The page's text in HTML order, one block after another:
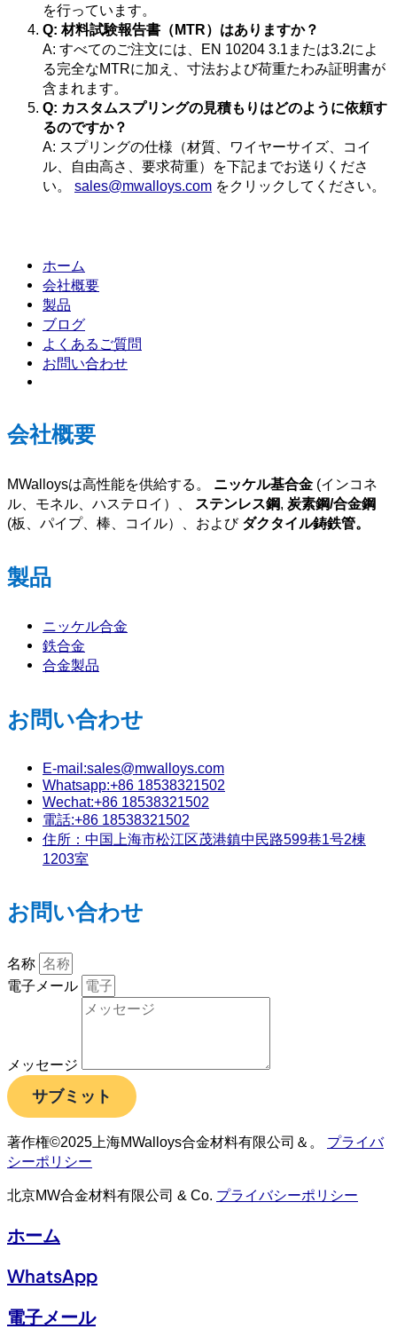
を行っています。
Q: 材料試験報告書（MTR）はありますか？
A: すべてのご注文には、EN 10204 3.1または3.2によ
る完全なMTRに加え、寸法および荷重たわみ証明書が
含まれます。
Q: カスタムスプリングの見積もりはどのように依頼す
るのですか？
A: スプリングの仕様（材質、ワイヤーサイズ、コイ
ル、自由高さ、要求荷重）を下記までお送りくださ
い。 sales@mwalloys.com をクリックしてください。
ホーム
会社概要
製品
ブログ
よくあるご質問
お問い合わせ
会社概要
MWalloysは高性能を供給する。 ニッケル基合金 (インコネ
ル、モネル、ハステロイ）、
ステンレス鋼, 炭素鋼/合金鋼
(板、パイプ、棒、コイル）、および ダクタイル鋳鉄管。
製品
ニッケル合金
鉄合金
合金製品
お問い合わせ
E-mail:sales@mwalloys.com
Whatsapp:+86 18538321502
Wechat:+86 18538321502
電話:+86 18538321502
住所：中国上海市松江区茂港鎮中民路599巷1号2棟
1203室
お問い合わせ
名称
電子メール
メッセージ
サブミット
著作権©2025上海MWalloys合金材料有限公司＆。 プライバ
シーポリシー
北京MW合金材料有限公司 & Co. プライバシーポリシー
ホーム
WhatsApp
電子メール